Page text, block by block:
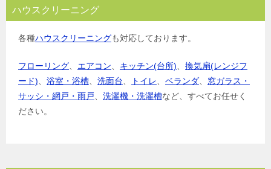
ハウスクリーニング
各種ハウスクリーニングも対応しております。
フローリング、 エアコン、 キッチン(台所)、 換気扇(レンジフ
ード)、 浴室・浴槽、 洗面台、 トイレ、 ベランダ、 窓ガラス・
サッシ・網戸・雨戸、 洗濯機・洗濯槽など、すべてお任せく
ださい。